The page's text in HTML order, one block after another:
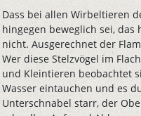
Dass bei allen Wirbeltieren
hingegen beweglich sei,
nicht. Ausgerechnet der
Wer diese Stelzvögel im
und Kleintieren beobachtet
Wasser eintauchen und es
Unterschnabel starr, der